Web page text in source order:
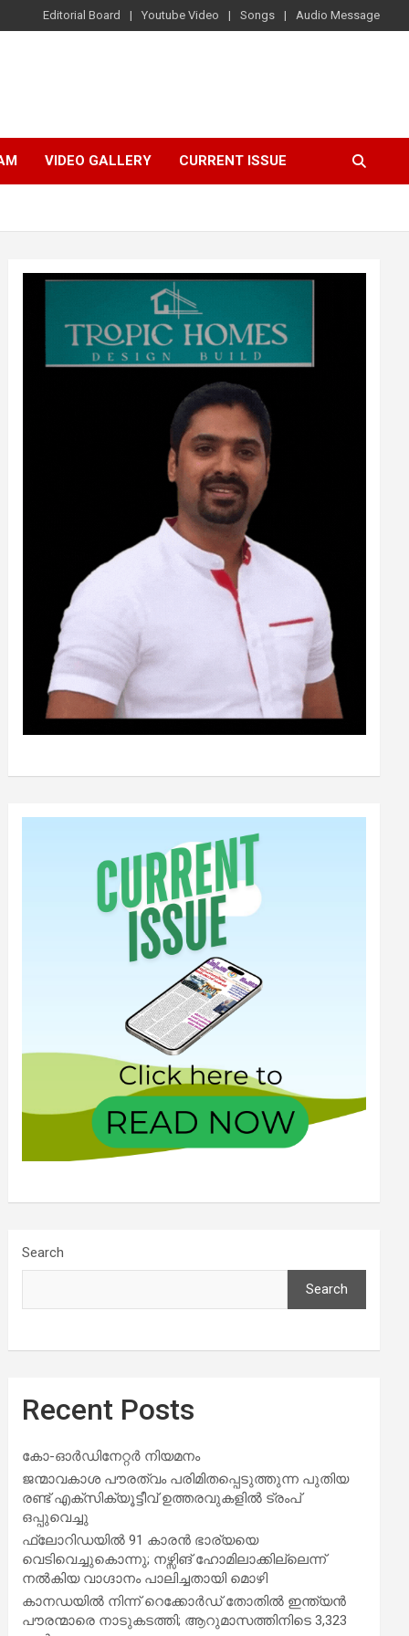
Editorial Board Youtube Video Songs Audio Message
VIDEO GALLERY CURRENT ISSUE
Search
Search
Recent Posts
കോ-ഓർഡിനേറ്റർ നിയമനം
ജന്മാവകാശ പൗരത്വം പരിമിതപ്പെടുത്തുന്ന പുതിയ
രണ്ട് എക്സിക്യൂട്ടീവ് ഉത്തരവുകളിൽ ട്രംപ്
ഒപ്പുവെച്ചു
ഫ്ലോറിഡയിൽ 91 കാരൻ ഭാര്യയെ
വെടിവെച്ചുകൊന്നു; നഴ്സിങ് ഹോമിലാക്കില്ലെന്ന്
നൽകിയ വാഗ്ദാനം പാലിച്ചതായി മൊഴി
കാനഡയിൽ നിന്ന് റെക്കോർഡ് തോതിൽ ഇന്ത്യൻ
പൗരന്മാരെ നാടുകടത്തി; ആറുമാസത്തിനിടെ 3,323